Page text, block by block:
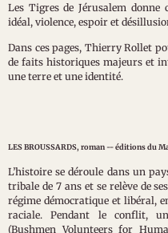
Les Tigres de Jérusalem
idéal, violence, espoir et
Dans ces pages, Thierry Rollet
de faits historiques majeurs et
une terre et une identité.
LES BROUSSARDS, roman -- éditions du
L’histoire se déroule dans un
tribale de 7 ans et se relève de
régime démocratique et libéral,
raciale. Pendant le conflit,
(Bushmen Volunteers for